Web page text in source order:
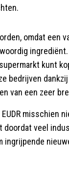
omdat een
kunt
bedrijven
van een zeer
misschien
veel
ingrijpende